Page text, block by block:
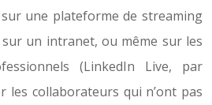
une plateforme de streaming
un intranet, ou même sur les
(LinkedIn Live, par
les collaborateurs qui n’ont pas